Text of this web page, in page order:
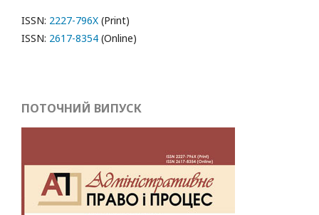
ISSN: 2227-796X (Print)
ISSN: 2617-8354 (Online)
ПОТОЧНИЙ ВИПУСК